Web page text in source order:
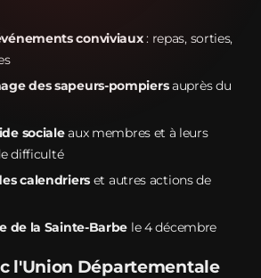
conviviaux: repas, sorties,
des sapeurs-pompiersauprès du
socialeaux membres et à leurs
difficulté
calendriers et autres actions de
de la Sainte-Barbe le 4 décembre
l'Union Départementale